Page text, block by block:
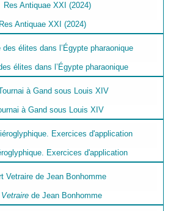
Res Antiquae XXI (2024)
élites dans l’Égypte pharaonique
à Gand sous Louis XIV
Exercices d'application
de Jean Bonhomme